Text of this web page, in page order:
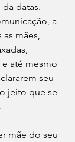
datas.
a
mães,
até mesmo
seu
jeito que se
mãe do seu